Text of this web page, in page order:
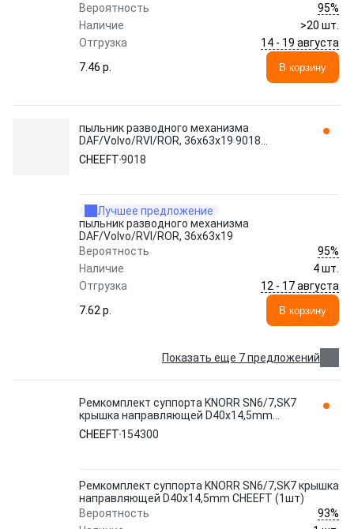
Вероятность
95%
Наличие
>20 шт.
Отгрузка
14 - 19 августа
7.46 p.
В корзину
пыльник разводного механизма
DAF/Volvo/RVI/ROR, 36x63x19 9018
CHEEFT
CHEEFT9018
Лучшее предложение
пыльник разводного механизма
DAF/Volvo/RVI/ROR, 36x63x19
Вероятность
95%
Наличие
4 шт.
Отгрузка
12 - 17 августа
7.62 p.
В корзину
Показать еще 7 предложений
Ремкомплект суппорта KNORR SN6/7,SK7
крышка направляющей D40x14,5mm
CHEEFT (1шт)
CHEEFT 154300
Ремкомплект суппорта KNORR SN6/7,SK7 крышка
направляющей D40x14,5mm CHEEFT (1шт)
Вероятность
93%